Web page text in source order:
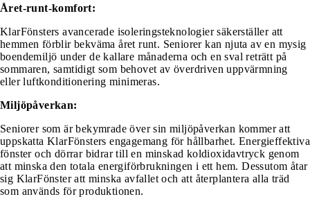
Året-runt-komfort:
KlarFönsters avancerade isoleringsteknologier säkerställer att
hemmen förblir bekväma året runt. Seniorer kan njuta av en mysig
boendemiljö under de kallare månaderna och en sval reträtt på
sommaren, samtidigt som behovet av överdriven uppvärmning
eller luftkonditionering minimeras.
Miljöpåverkan:
Seniorer som är bekymrade över sin miljöpåverkan kommer att
uppskatta KlarFönsters engagemang för hållbarhet. Energieffektiva
fönster och dörrar bidrar till en minskad koldioxidavtryck genom
att minska den totala energiförbrukningen i ett hem. Dessutom åtar
sig KlarFönster att minska avfallet och att återplantera alla träd
som används för produktionen.